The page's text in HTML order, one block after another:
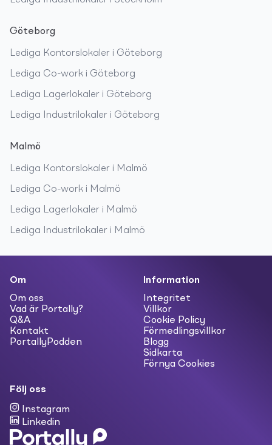
Göteborg
Lediga Kontorslokaler i Göteborg
Lediga Co-work i Göteborg
Lediga Lagerlokaler i Göteborg
Lediga Industrilokaler i Göteborg
Malmö
Lediga Kontorslokaler i Malmö
Lediga Co-work i Malmö
Lediga Lagerlokaler i Malmö
Lediga Industrilokaler i Malmö
Om
Om oss
Vad är Portally?
Q&A
Kontakt
PortallyPodden
Information
Integritet
Villkor
Cookie Policy
Förmedlingsvillkor
Blogg
Sidkarta
Förnya Cookies
Följ oss
Instagram
Linkedin